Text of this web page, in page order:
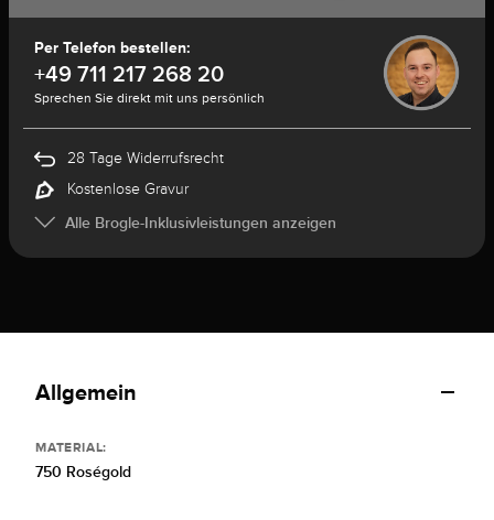
Per Telefon bestellen:
+49 711 217 268 20
Sprechen Sie direkt mit uns persönlich
28 Tage Widerrufsrecht
Kostenlose Gravur
Alle Brogle-Inklusivleistungen anzeigen
Allgemein
MATERIAL:
750 Roségold